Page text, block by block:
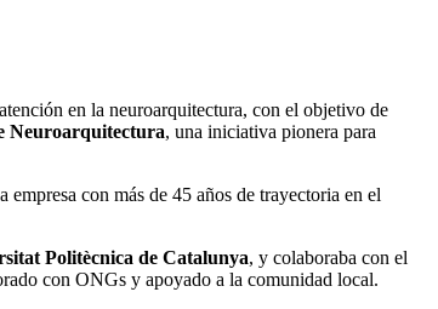
en la neuroarquitectura, con el objetivo de
Neuroarquitectura, una iniciativa pionera para
empresa con más de 45 años de trayectoria en el
Politècnica de Catalunya, y colaboraba con el
con ONGs y apoyado a la comunidad local.